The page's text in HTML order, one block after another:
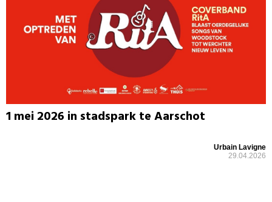
1 mei 2026 in stadspark te Aarschot
Urbain Lavigne
29.04.2026